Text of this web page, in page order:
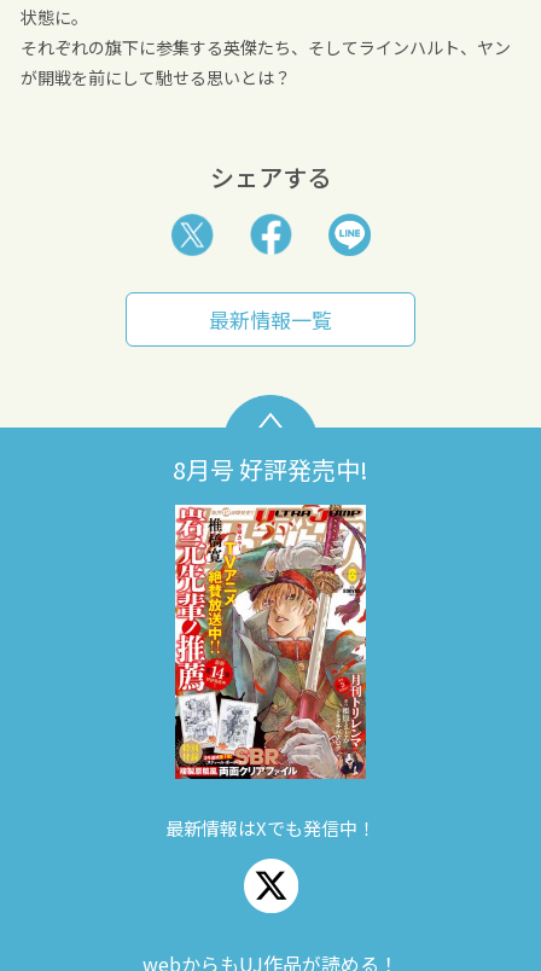
状態に。
それぞれの旗下に参集する英傑たち、そしてラインハルト、ヤン
が開戦を前にして馳せる思いとは？
シェアする
最新情報一覧
8月号 好評発売中!
最新情報はXでも発信中！
webからもUJ作品が読める！